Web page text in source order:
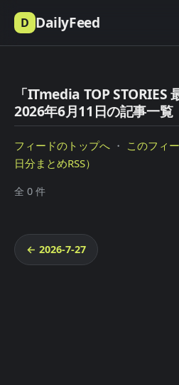
D DailyFeed
「ITmedia TOP
2026年6月11日の記事一覧
フィードのトップへ ・ このフィ
日分まとめRSS）
全 0 件
← 2026-7-27